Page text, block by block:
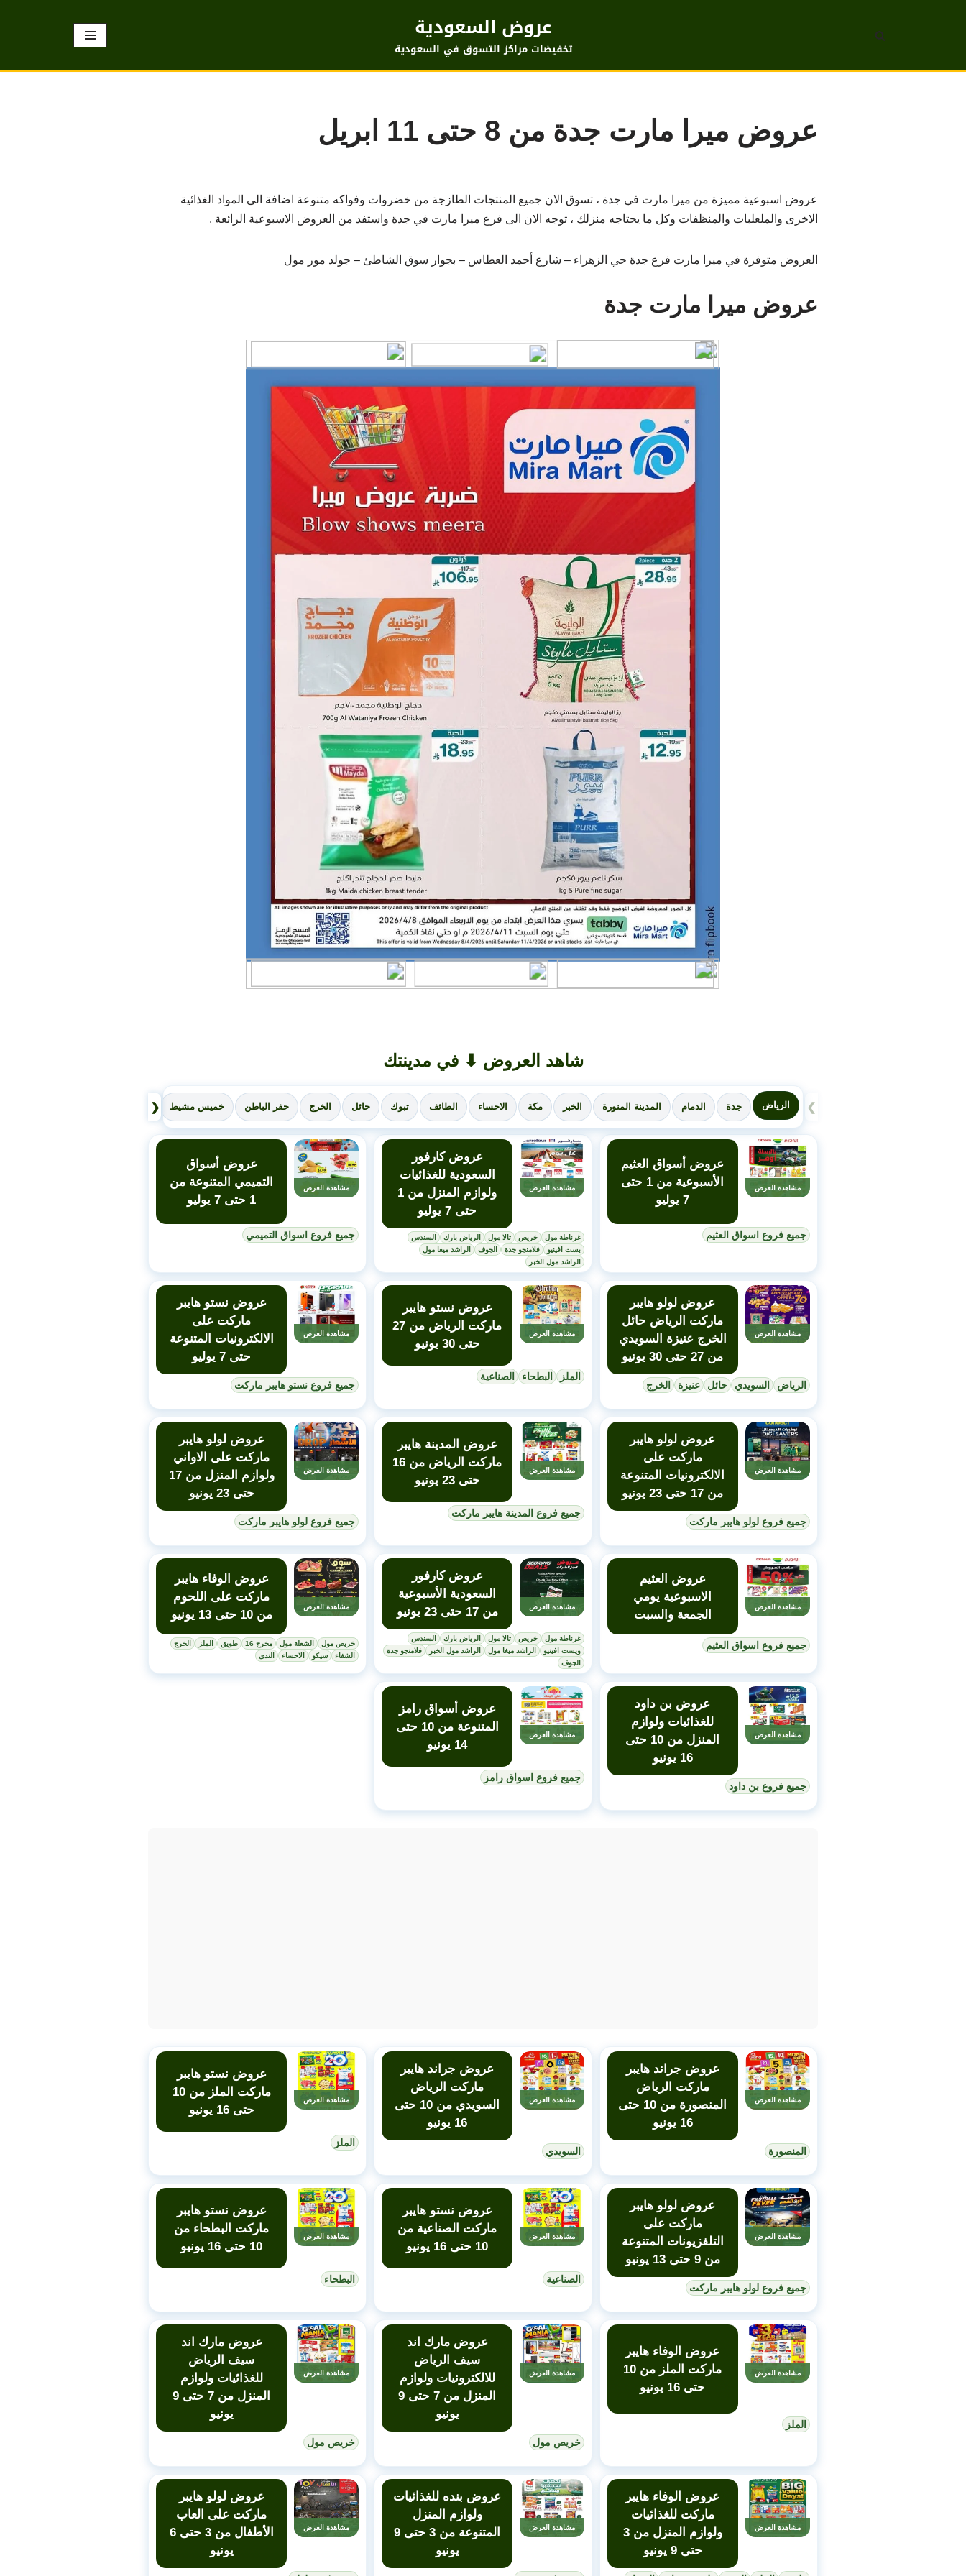
عروض السعودية
تخفيضات مراكز التسوق في السعودية
عروض ميرا مارت جدة من 8 حتى 11 ابريل
عروض اسبوعية مميزة من ميرا مارت في جدة ، تسوق الان جميع المنتجات الطازجة من خضروات وفواكه متنوعة اضافة الى المواد الغذائية
الاخرى والملعلبات والمنظفات وكل ما يحتاجه منزلك ، توجه الان الى فرع ميرا مارت في جدة واستفد من العروض الاسبوعية الرائعة .
العروض متوفرة في ميرا مارت فرع جدة حي الزهراء – شارع أحمد العطاس – بجوار سوق الشاطئ – جولد مور مول
عروض ميرا مارت جدة
شاهد العروض ⬇ في مدينتك
❮ الرياض جدة الدمام المدينة المنورة الخبر مكة الاحساء الطائف تبوك حائل الخرج حفر الباطن خميس مشيط ❯
مشاهدة العرض
عروض أسواق العثيم
الأسبوعية من 1 حتى
7 يوليو
جميع فروع اسواق العثيم
مشاهدة العرض
عروض كارفور
السعودية للغذائيات
ولوازم المنزل من 1
حتى 7 يوليو
غرناطة مول خريص تالا مول الرياض بارك
السندس
بست افينيو
فلامنجو جدة الجوف
الراشد ميغا مول
الراشد مول الخبر
مشاهدة العرض
عروض أسواق
التميمي المتنوعة من
1 حتى 7 يوليو
جميع فروع اسواق التميمي
مشاهدة العرض
عروض لولو هايبر
ماركت الرياض حائل
الخرج عنيزة السويدي
من 27 حتى 30 يونيو
الرياض السويدي حائل عنيزة الخرج
مشاهدة العرض
عروض نستو هايبر
ماركت الرياض من 27
حتى 30 يونيو
الملز البطحاء الصناعية
مشاهدة العرض
عروض نستو هايبر
ماركت على
الالكترونيات المتنوعة
حتى 7 يوليو
جميع فروع نستو هايبر ماركت
مشاهدة العرض
عروض لولو هايبر
ماركت على
الالكترونيات المتنوعة
من 17 حتى 23 يونيو
جميع فروع لولو هايبر ماركت
مشاهدة العرض
عروض المدينة هايبر
ماركت الرياض من 16
حتى 23 يونيو
جميع فروع المدينة هايبر ماركت
مشاهدة العرض
عروض لولو هايبر
ماركت على الاواني
ولوازم المنزل من 17
حتى 23 يونيو
جميع فروع لولو هايبر ماركت
مشاهدة العرض
عروض العثيم
الاسبوعية يومي
الجمعة والسبت
جميع فروع اسواق العثيم
مشاهدة العرض
عروض كارفور
السعودية الأسبوعية
من 17 حتى 23 يونيو
غرناطة مول خريص تالا مول الرياض بارك
السندس
ويست افينيو
الراشد ميغا مول الراشد مول الخبر
فلامنجو جدة
الجوف
مشاهدة العرض
عروض الوفاء هايبر
ماركت على اللحوم
من 10 حتى 13 يونيو
خريص مول الشعلة مول مخرج 16 طويق الملز
الخرج
الشفاء
سيكو الاحساء الندى
مشاهدة العرض
عروض بن داود
للغذائيات ولوازم
المنزل من 10 حتى
16 يونيو
جميع فروع بن داود
مشاهدة العرض
عروض أسواق رامز
المتنوعة من 10 حتى
14 يونيو
جميع فروع اسواق رامز
مشاهدة العرض
عروض جراند هايبر
ماركت الرياض
المنصورة من 10 حتى
16 يونيو
المنصورة
مشاهدة العرض
عروض جراند هايبر
ماركت الرياض
السويدي من 10 حتى
16 يونيو
السويدي
مشاهدة العرض
عروض نستو هايبر
ماركت الملز من 10
حتى 16 يونيو
الملز
مشاهدة العرض
عروض لولو هايبر
ماركت على
التلفزيونات المتنوعة
من 9 حتى 13 يونيو
جميع فروع لولو هايبر ماركت
مشاهدة العرض
عروض نستو هايبر
ماركت الصناعية من
10 حتى 16 يونيو
الصناعية
مشاهدة العرض
عروض نستو هايبر
ماركت البطحاء من
10 حتى 16 يونيو
البطحاء
مشاهدة العرض
عروض الوفاء هايبر
ماركت الملز من 10
حتى 16 يونيو
الملز
مشاهدة العرض
عروض مارك اند
سيف الرياض
للالكترونيات ولوازم
المنزل من 7 حتى 9
يونيو
خريص مول
مشاهدة العرض
عروض مارك اند
سيف الرياض
للغذائيات ولوازم
المنزل من 7 حتى 9
يونيو
خريص مول
مشاهدة العرض
عروض الوفاء هايبر
ماركت للغذائيات
ولوازم المنزل من 3
حتى 9 يونيو
مشاهدة العرض
عروض بنده للغذائيات
ولوازم المنزل
المتنوعة من 3 حتى 9
يونيو
مشاهدة العرض
عروض لولو هايبر
ماركت على العاب
الأطفال من 3 حتى 6
يونيو